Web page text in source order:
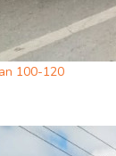
100-120